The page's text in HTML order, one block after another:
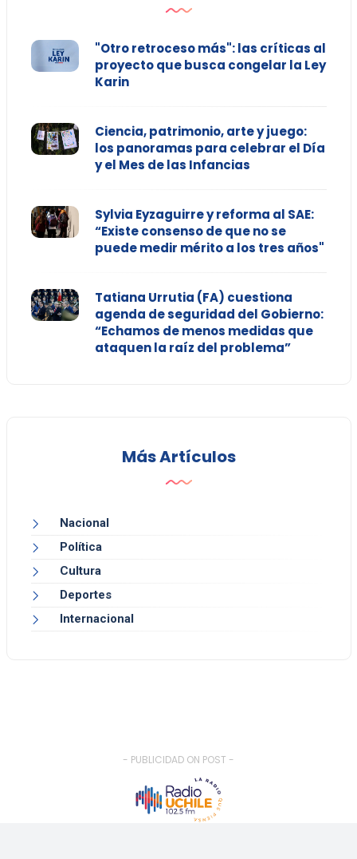
"Otro retroceso más": las críticas al
proyecto que busca congelar la Ley
Karin
Ciencia, patrimonio, arte y juego:
los panoramas para celebrar el Día
y el Mes de las Infancias
Sylvia Eyzaguirre y reforma al SAE:
“Existe consenso de que no se
puede medir mérito a los tres años"
Tatiana Urrutia (FA) cuestiona
agenda de seguridad del Gobierno:
“Echamos de menos medidas que
ataquen la raíz del problema”
Más Artículos
Nacional
Política
Cultura
Deportes
Internacional
- PUBLICIDAD ON POST -